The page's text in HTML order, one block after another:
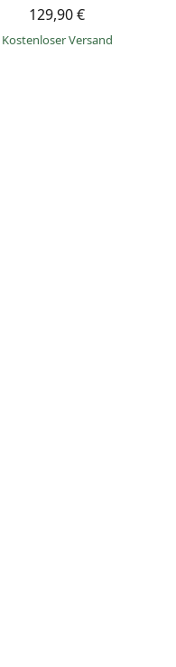
129,90 €
Kostenloser Versand